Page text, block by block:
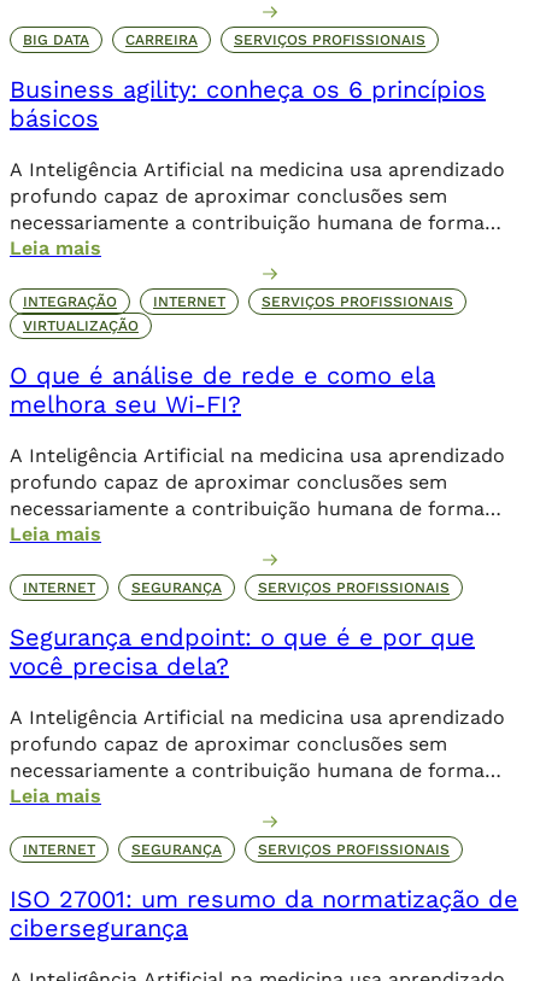
comprometer o seu posicionamento no ambiente
online, os danos podem ser irreparáveis. Alguns dos
de dados através de um ransomware, que […]
BIG DATA CARREIRA SERVIÇOS PROFISSIONAIS
Business agility: conheça os 6 princípios
básicos
A Inteligência Artificial na medicina usa aprendizado
profundo capaz de aproximar conclusões sem
necessariamente a contribuição humana de forma
direta.
Leia mais
INTEGRAÇÃO INTERNET
SERVIÇOS PROFISSIONAIS
VIRTUALIZAÇÃO
O que é análise de rede e como ela
melhora seu Wi-FI?
A Inteligência Artificial na medicina usa aprendizado
profundo capaz de aproximar conclusões sem
necessariamente a contribuição humana de forma
direta.
Leia mais
INTERNET SEGURANÇA SERVIÇOS PROFISSIONAIS
Segurança endpoint: o que é e por que
você precisa dela?
A Inteligência Artificial na medicina usa aprendizado
profundo capaz de aproximar conclusões sem
necessariamente a contribuição humana de forma
direta.
Leia mais
INTERNET SEGURANÇA SERVIÇOS PROFISSIONAIS
ISO 27001: um resumo da normatização de
cibersegurança